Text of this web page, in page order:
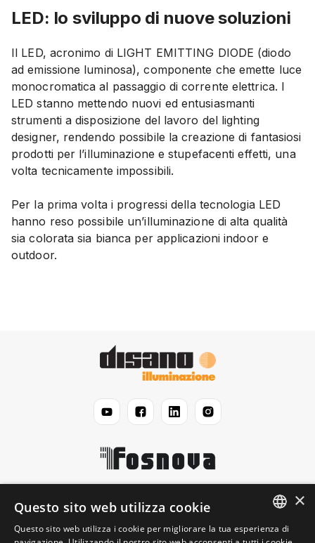
LED: lo sviluppo di nuove soluzioni
Il LED, acronimo di LIGHT EMITTING DIODE (diodo
ad emissione luminosa), componente che emette luce
monocromatica al passaggio di corrente elettrica. I
LED stanno mettendo nuovi ed entusiasmanti
strumenti a disposizione del lavoro del lighting
designer, rendendo possibile la creazione di fantasiosi
prodotti per l’illuminazione e stupefacenti effetti, una
volta tecnicamente impossibili.
Per la prima volta i progressi della tecnologia LED
hanno reso possibile un’illuminazione di alta qualità
sia colorata sia bianca per applicazioni indoor e
outdoor.
Disano
ENGLISH
×
Questo sito web utilizza cookie
Questo sito web utilizza i cookie per migliorare la tua esperienza di